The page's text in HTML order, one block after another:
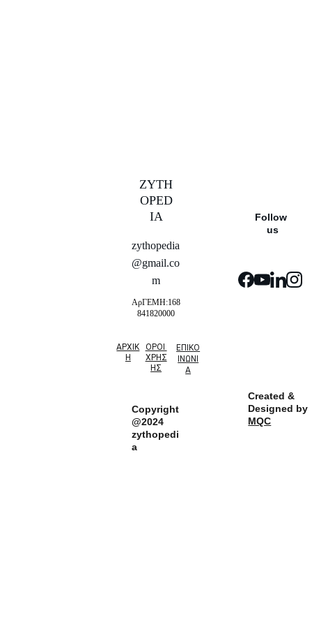
ZYTH
OPED
IA
zythopedia
@gmail.co
m
Follow
us
Copyright
@2024
zythopedi
a
ΑΡΧΙΚ
Η
ΟΡΟΙ
ΧΡΗΣ
ΗΣ
ΕΠΙΚΟ
ΙΝΩΝΙ
Α
Created &
Designed by
MQC
ΑρΓΕΜΗ:168
841820000